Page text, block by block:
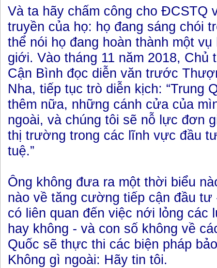
Và ta hãy chấm công cho ĐCSTQ
truyền của họ: họ đang sáng chói
thể nói họ đang hoàn thành một
giới. Vào tháng 11 năm 2018, Chủ
Cận Bình đọc diễn văn trước
Nha, tiếp tục trò diễn kịch: “Trung
thêm nữa, những cánh cửa của
ngoài, và chúng tôi sẽ nỗ lực đơn
thị trường trong các lĩnh vực đầu
tuệ.”
Ông không đưa ra một thời biểu
nào về tăng cường tiếp cận đầu tư
có liên quan đến việc nới lỏng các
hay không - và con số không về
Quốc sẽ thực thi các biện pháp
Không gì ngoài: Hãy tin tôi.